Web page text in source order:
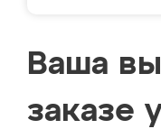
Ваша
заказе